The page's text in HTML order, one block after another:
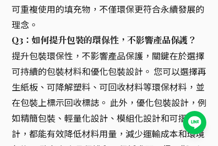
可重複使用的填充物，不僅環保更符合永續發展的
理念。
Q3：如何提升包裝的環保性，不影響產品保護？
提升包裝環保性，不影響產品保護，關鍵在於選擇
可持續的包裝材料和優化包裝設計。 您可以選擇再
生紙板、可降解塑料、可回收材料等環保材料，並
在包裝上標示回收標誌。 此外，優化包裝設計，例
如精簡包裝、輕量化設計、模組化設計和可摺疊設
計，都能有效降低材料用量，減少運輸成本和環境